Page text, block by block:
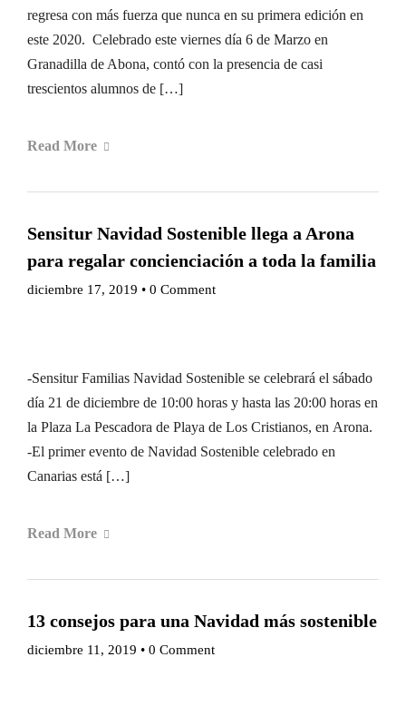
regresa con más fuerza que nunca en su primera edición en
este 2020. Celebrado este viernes día 6 de Marzo en
Granadilla de Abona, contó con la presencia de casi
trescientos alumnos de […]
Read More
Sensitur Navidad Sostenible llega a Arona
para regalar concienciación a toda la familia
diciembre 17, 2019 • 0 Comment
-Sensitur Familias Navidad Sostenible se celebrará el sábado
día 21 de diciembre de 10:00 horas y hasta las 20:00 horas en
la Plaza La Pescadora de Playa de Los Cristianos, en Arona.
-El primer evento de Navidad Sostenible celebrado en
Canarias está […]
Read More
13 consejos para una Navidad más sostenible
diciembre 11, 2019 • 0 Comment